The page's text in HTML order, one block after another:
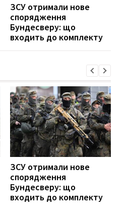
ЗСУ отримали нове
спорядження
Бундесверу: що
входить до комплекту
ЗСУ отримали нове
спорядження
Бундесверу: що
входить до комплекту